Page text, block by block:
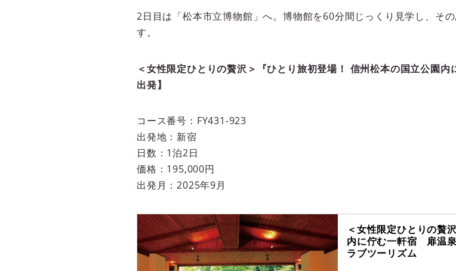
2日目は「松本市立博物館」へ。博物館を60分間じっくり見学し、そ
す。
＜女性限定ひとりの贅沢＞『ひとり旅初登場！ 信州松本の国立公園
出発】
コース番号：FY431-923
出発地：新宿
日数：1泊2日
価格：195,000円
出発月：2025年9月
＜女性限定ひとりの贅
内に佇む一軒宿 扉温
ラブツーリズム